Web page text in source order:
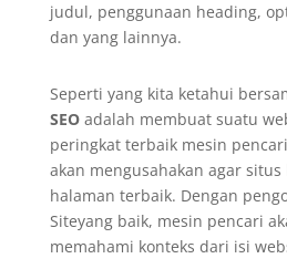
judul, penggunaan heading,
dan yang lainnya.
Seperti yang kita ketahui
SEOadalah membuat suatu
peringkat terbaik mesin
akan mengusahakan agar
halaman terbaik. Dengan
Siteyang baik, mesin pencari
memahami konteks dari isi